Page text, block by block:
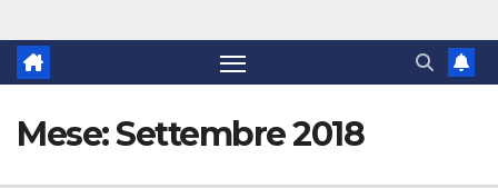
Mese:Settembre 2018